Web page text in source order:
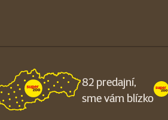
82 predajní,
sme vám blízko